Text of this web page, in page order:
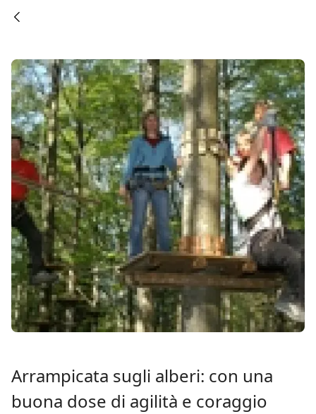
Arrampicata sugli alberi: con una
buona dose di agilità e coraggio